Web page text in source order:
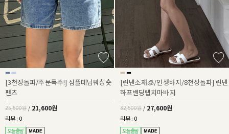
[3천장돌파/주문폭주!] 심플데님워싱숏
팬츠
25,500원 / 21,600원
리뷰 : 0
[린넨소재🧊/인생바지/8천장돌파] 린넨
하프밴딩랩치마바지
32,500원 / 27,600원
리뷰 : 0